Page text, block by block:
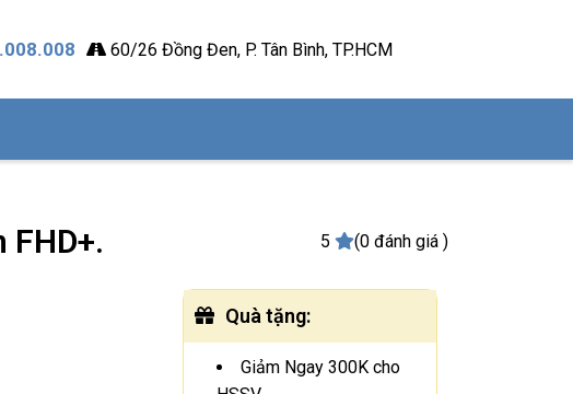
60/26 Đồng Đen, P. Tân Bình, TP.HCM
FHD+. 5 (0 đánh giá )
Quà tặng:
Giảm Ngay 300K cho